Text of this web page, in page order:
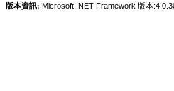
版本資訊: Microsoft .NET Framework 版本